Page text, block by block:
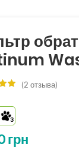
(2 отзыва)
3
грн